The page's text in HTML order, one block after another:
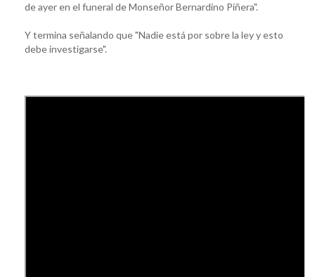
de ayer en el funeral de Monseñor Bernardino Piñera".
Y termina señalando que "Nadie está por sobre la ley y esto
debe investigarse".